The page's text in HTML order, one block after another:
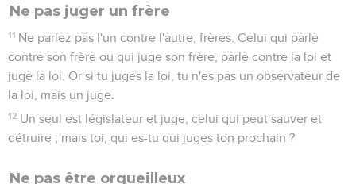
17 était un homme ayant les mêmes passions que nous, et il
pluie sur la terre durant trois ans et six mois ;
et il pria de nouveau, et le ciel donna de la pluie, et la
terre produisit son fruit.
19 Mes frères, si quelqu'un parmi vous s'égare de la vérité, et
que quelqu'un le ramène,
l'égarement de son chemin, sauvera une âme de la mort et